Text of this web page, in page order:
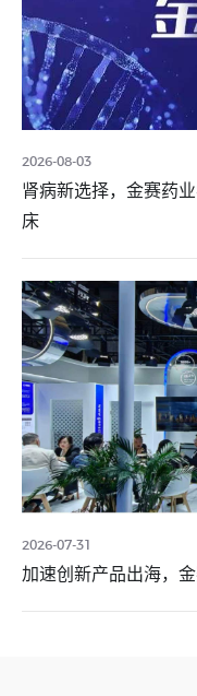
2026-08-03
肾病新选择，金赛药
床
2026-07-31
加速创新产品出海，